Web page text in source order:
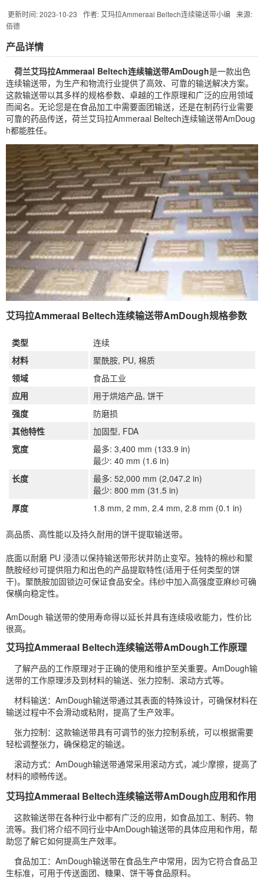
更新时间: 2023-10-23 作者: 艾玛拉Ammeraal Beltech连续输送带小编 来源:
佰德
产品详情
荷兰艾玛拉Ammeraal Beltech连续输送带AmDough是一款出色
连续输送带，为生产和物流行业提供了高效、可靠的输送解决方案。
这款输送带以其多样的规格参数、卓越的工作原理和广泛的应用领域
而闻名。无论您是在食品加工中需要面团输送，还是在制药行业需要
可靠的药品传送，荷兰艾玛拉Ammeraal Beltech连续输送带AmDoug
h都能胜任。
艾玛拉Ammeraal Beltech连续输送带AmDough规格参数
类型
连续
材料
聚酰胺, PU, 棉质
领域
食品工业
应用
用于烘焙产品, 饼干
强度
防磨损
其他特性
加固型, FDA
宽度
最多: 3,400 mm (133.9 in)
最少: 40 mm (1.6 in)
长度
最多: 52,000 mm (2,047.2 in)
最少: 800 mm (31.5 in)
厚度
1.8 mm, 2 mm, 2.4 mm, 2.8 mm (0.1 in)
高品质、高性能以及持久耐用的饼干提取输送带。
底面以耐磨 PU 浸渍以保持输送带形状并防止变窄。独特的棉纱和聚
酰胺经纱可提供阻力和出色的产品提取特性(适用于任何类型的饼
干)。聚酰胺加固锁边可保证食品安全。纬纱中加入高强度亚麻纱可确
保横向稳定性。
AmDough 输送带的使用寿命得以延长并具有连续吸收能力，性价比
很高。
艾玛拉Ammeraal Beltech连续输送带AmDough工作原理
了解产品的工作原理对于正确的使用和维护至关重要。AmDough输
送带的工作原理涉及到材料的输送、张力控制、滚动方式等。
材料输送：AmDough输送带通过其表面的特殊设计，可确保材料在
输送过程中不会滑动或粘附，提高了生产效率。
张力控制：这款输送带具有可调节的张力控制系统，可以根据需要
轻松调整张力，确保稳定的输送。
滚动方式：AmDough输送带通常采用滚动方式，减少摩擦，提高了
材料的顺畅传送。
艾玛拉Ammeraal Beltech连续输送带AmDough应用和作用
这款输送带在各种行业中都有广泛的应用，如食品加工、制药、物
流等。我们将介绍不同行业中AmDough输送带的具体应用和作用，帮
助您了解它如何提高生产效率。
食品加工：AmDough输送带在食品生产中常用，因为它符合食品卫
生标准，可用于传送面团、糖果、饼干等食品原料。